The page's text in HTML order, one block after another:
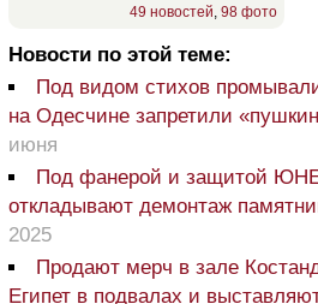
49 новостей 98 фото
Новости по этой теме:
Под видом стихов
на Одесчине запретили
июня
Под фанерой и защитой
откладывают демонтаж
2025
Продают мерч в зале
Египет в подвалах и